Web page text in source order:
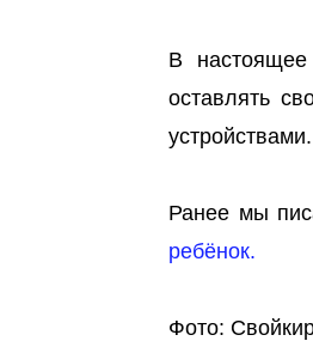
В
оставлять
устройствами.
Ранее мы
ребёнок.
Фото: